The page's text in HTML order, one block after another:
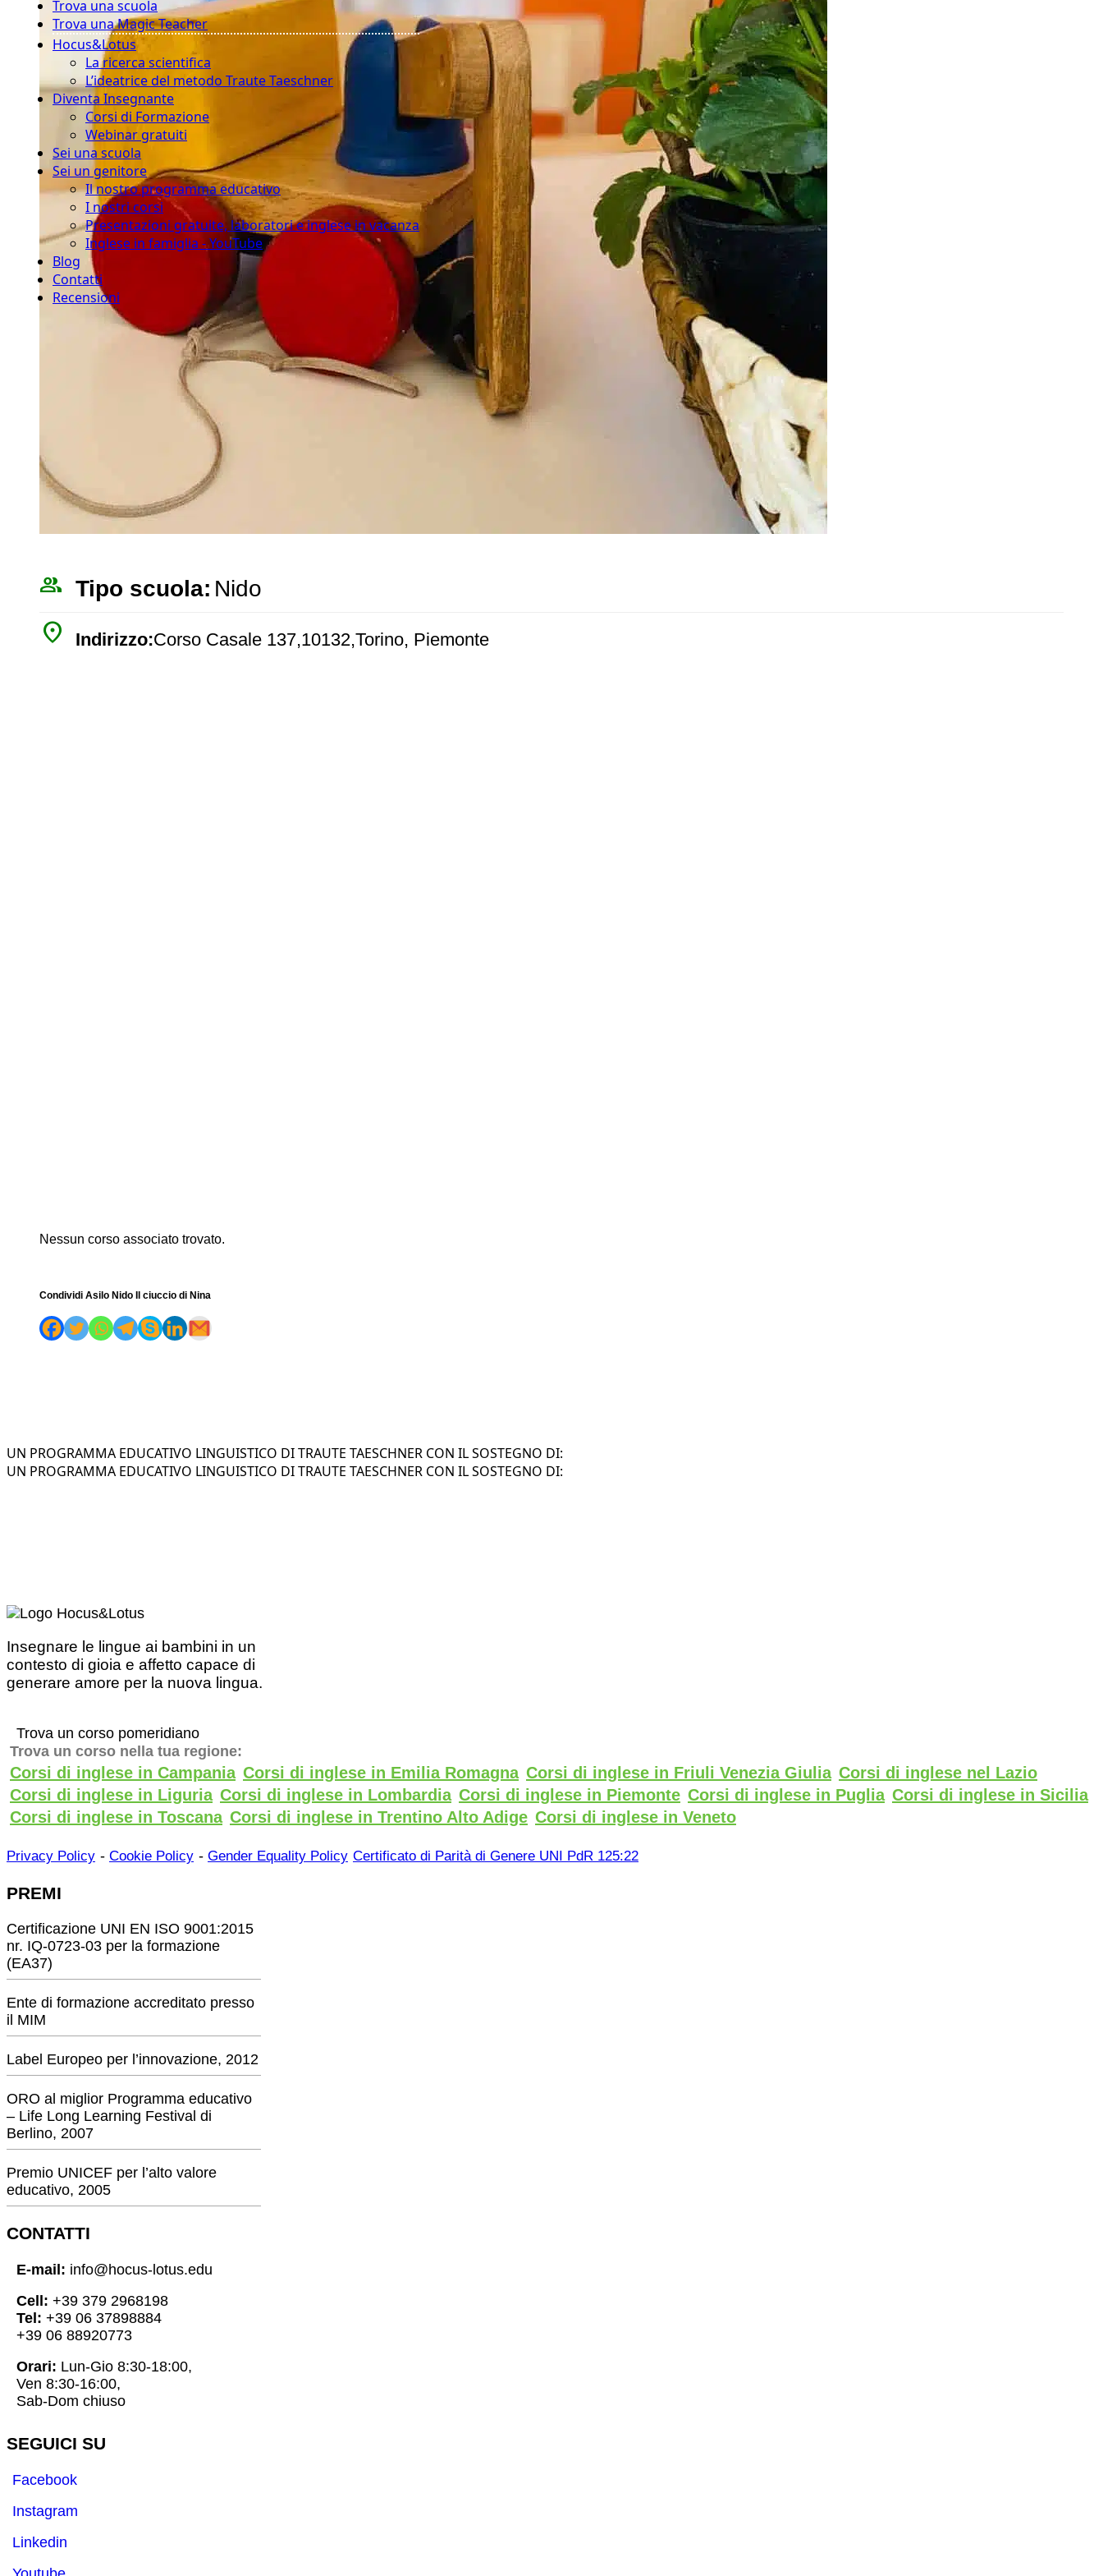
Trova una scuola
Trova una Magic Teacher
Hocus&Lotus
La ricerca scientifica
L’ideatrice del metodo Traute Taeschner
Diventa Insegnante
Corsi di Formazione
Webinar gratuiti
Sei una scuola
Sei un genitore
Il nostro programma educativo
I nostri corsi
Presentazioni gratuite, laboratori e inglese in vacanza
Inglese in famiglia - YouTube
Blog
Contatti
Recensioni
people_outline Tipo scuola: Nido
place Indirizzo:Corso Casale 137,10132,Torino, Piemonte
Nessun corso associato trovato.
Condividi Asilo Nido Il ciuccio di Nina
UN PROGRAMMA EDUCATIVO LINGUISTICO DI TRAUTE TAESCHNER CON IL SOSTEGNO DI:
UN PROGRAMMA EDUCATIVO LINGUISTICO DI TRAUTE TAESCHNER CON IL SOSTEGNO DI:
Insegnare le lingue ai bambini in un
contesto di gioia e affetto capace di
generare amore per la nuova lingua.
Trova un corso pomeridiano
Trova un corso nella tua regione:
Corsi di inglese in Campania Corsi di inglese in Emilia Romagna Corsi di inglese in Friuli Venezia Giulia Corsi di inglese nel Lazio
Corsi di inglese in Liguria Corsi di inglese in Lombardia Corsi di inglese in Piemonte Corsi di inglese in Puglia Corsi di inglese in Sicilia
Corsi di inglese in Toscana Corsi di inglese in Trentino Alto Adige Corsi di inglese in Veneto
Privacy Policy - Cookie Policy - Gender Equality Policy Certificato di Parità di Genere UNI PdR 125:22
PREMI
Certificazione UNI EN ISO 9001:2015
nr. IQ-0723-03 per la formazione
(EA37)
Ente di formazione accreditato presso
il MIM
Label Europeo per l’innovazione, 2012
ORO al miglior Programma educativo
– Life Long Learning Festival di
Berlino, 2007
Premio UNICEF per l’alto valore
educativo, 2005
CONTATTI
E-mail: info@hocus-lotus.edu
Cell: +39 379 2968198
Tel: +39 06 37898884
+39 06 88920773
Orari: Lun-Gio 8:30-18:00,
Ven 8:30-16:00,
Sab-Dom chiuso
SEGUICI SU
Facebook
Instagram
Linkedin